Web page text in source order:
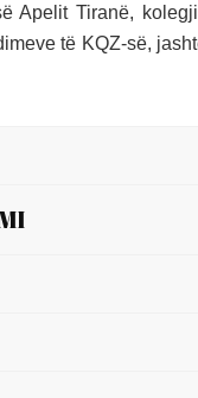
Apelit Tiranë,
të KQZ-së,